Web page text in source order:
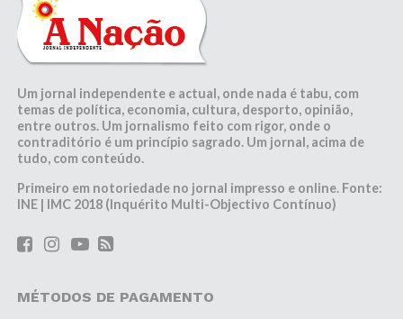
Um jornal independente e actual, onde nada é tabu, com
temas de política, economia, cultura, desporto, opinião,
entre outros. Um jornalismo feito com rigor, onde o
contraditório é um princípio sagrado. Um jornal, acima de
tudo, com conteúdo.
Primeiro em notoriedade no jornal impresso e online. Fonte:
INE | IMC 2018 (Inquérito Multi-Objectivo Contínuo)
MÉTODOS DE PAGAMENTO